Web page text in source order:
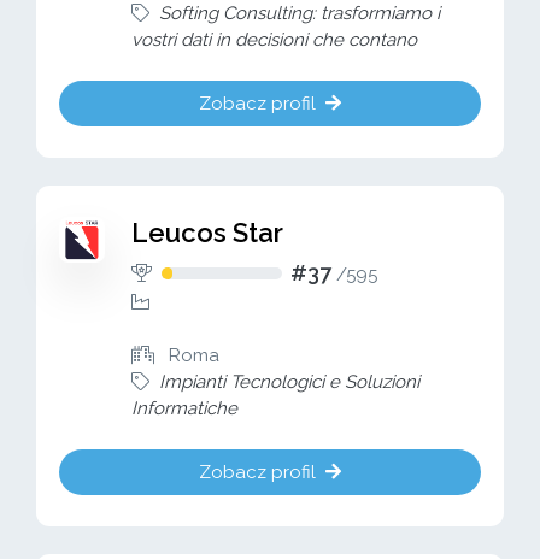
Softing Consulting: trasformiamo i
vostri dati in decisioni che contano
Zobacz profil
Leucos Star
#37 /595
Roma
Impianti Tecnologici e Soluzioni
Informatiche
Zobacz profil